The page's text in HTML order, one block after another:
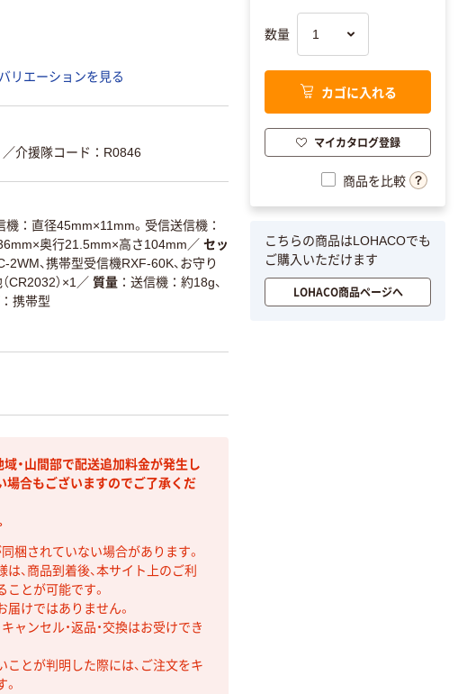
リエーションを見る
／介援隊コード：R0846
機：直径45mm×11mm。受信送信機：
奥行21.5mm×高さ104mm ／ セッ
、携帯型受信機RXF-60K、お守り
CR2032）×1 ／ 質量
送信機：約18g、
携帯型
・山間部で配送追加料金が発生し
場合もございますのでご了承くだ
梱されていない場合があります。
、商品到着後、本サイト上のご利
とが可能です。
けではありません。
ャンセル・返品・交換はお受けでき
とが判明した際には、ご注文をキ
数量
カゴに入れる
マイカタログ登録
商品を比較
こちらの商品はLOHACOでも
ご購入いただけます
LOHACO商品ページへ